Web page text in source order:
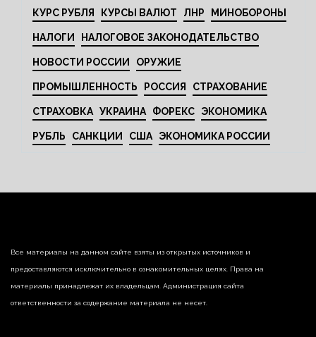
КУРС РУБЛЯ КУРСЫ ВАЛЮТ ЛНР МИНОБОРОНЫ
НАЛОГИ НАЛОГОВОЕ ЗАКОНОДАТЕЛЬСТВО
НОВОСТИ РОССИИ ОРУЖИЕ
ПРОМЫШЛЕННОСТЬ РОССИЯ СТРАХОВАНИЕ
СТРАХОВКА УКРАИНА ФОРЕКС ЭКОНОМИКА
РУБЛЬ САНКЦИИ США ЭКОНОМИКА РОССИИ
Все материалы на данном сайте взяты из открытых источников и
предоставляются исключительно в ознакомительных целях. Права на
материалы принадлежат их владельцам. Администрация сайта
ответственности за содержание материала не несет.